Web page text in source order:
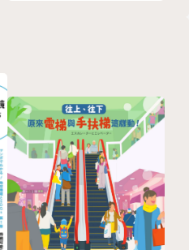
怪怪新村系列商品設計
目前為專業圖文創作者，設
雜貨，開過連載三年的報紙
面插畫，寫過無數篇有趣的
人界閱讀率最高的搞笑電子
的書，圖文作品常出沒於各
村亂寫亂畫亂搞工作室負責